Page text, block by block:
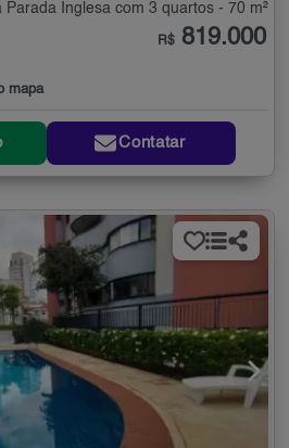
Inglesa com 3 quartos - 70 m²
mapa
R$ 819.000
Contatar